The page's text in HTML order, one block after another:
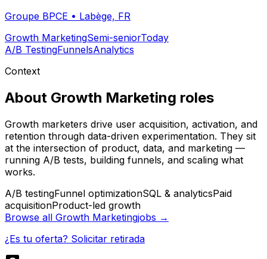
Groupe BPCE • Labège, FR
Growth MarketingSemi-seniorToday
A/B TestingFunnelsAnalytics
Context
About Growth Marketing roles
Growth marketers drive user acquisition, activation, and
retention through data-driven experimentation. They sit
at the intersection of product, data, and marketing —
running A/B tests, building funnels, and scaling what
works.
A/B testingFunnel optimizationSQL & analyticsPaid
acquisitionProduct-led growth
Browse all Growth Marketingjobs →
¿Es tu oferta? Solicitar retirada